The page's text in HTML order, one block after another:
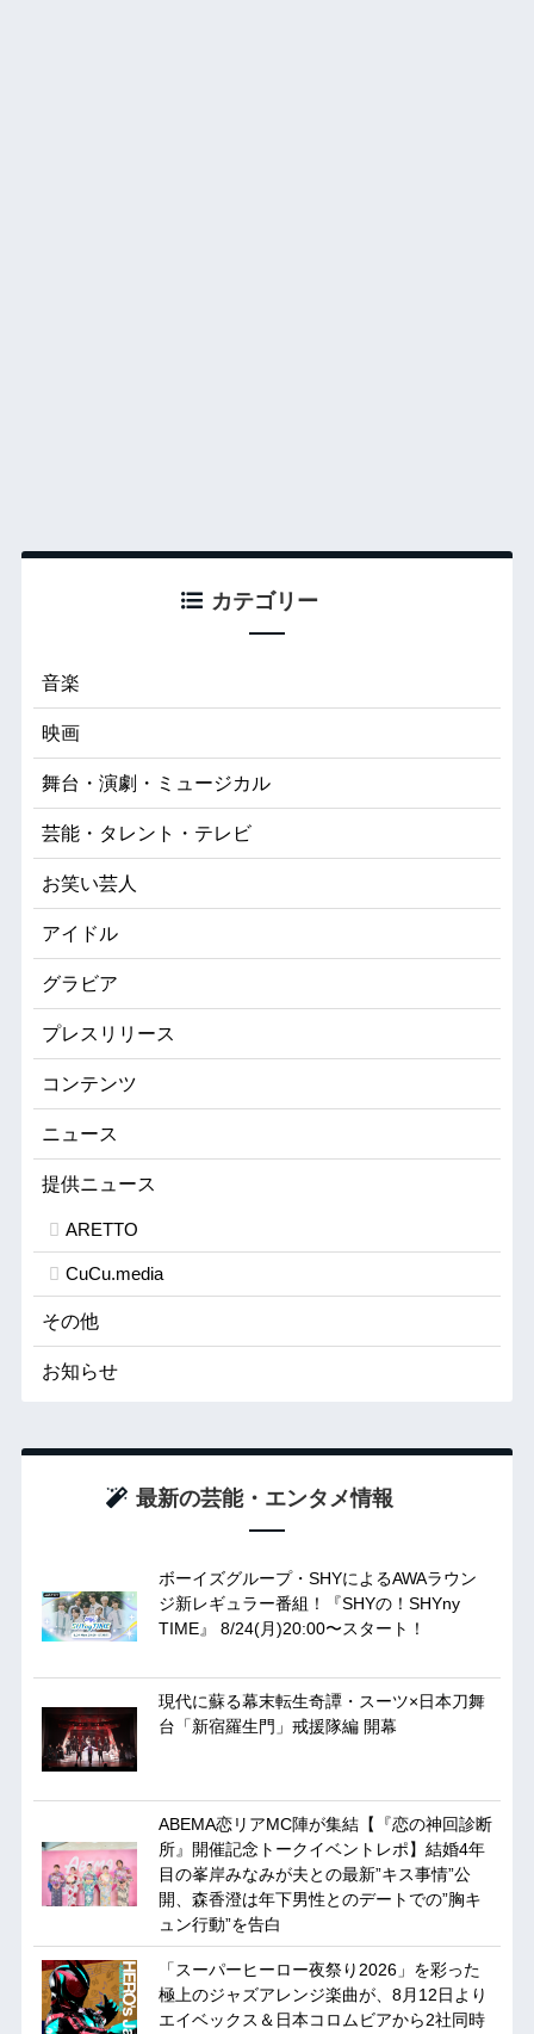
カテゴリー
音楽
映画
舞台・演劇・ミュージカル
芸能・タレント・テレビ
お笑い芸人
アイドル
グラビア
プレスリリース
コンテンツ
ニュース
提供ニュース
ARETTO
CuCu.media
その他
お知らせ
最新の芸能・エンタメ情報
ボーイズグループ・SHYによるAWAラウン
ジ新レギュラー番組！『SHYの！SHYny
TIME』 8/24(月)20:00〜スタート！
現代に蘇る幕末転生奇譚・スーツ×日本刀舞
台「新宿羅生門」戒援隊編 開幕
ABEMA恋リアMC陣が集結【『恋の神回診断
所』開催記念トークイベントレポ】結婚4年
目の峯岸みなみが夫との最新”キス事情”公
開、森香澄は年下男性とのデートでの”胸キ
ュン行動”を告白
「スーパーヒーロー夜祭り2026」を彩った
極上のジャズアレンジ楽曲が、8月12日より
エイベックス＆日本コロムビアから2社同時